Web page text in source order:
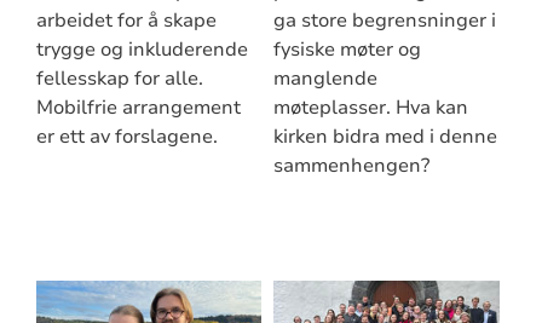
arbeidet for å skape
trygge og inkluderende
fellesskap for alle.
Mobilfrie arrangement
er ett av forslagene.
ga store begrensninger i
fysiske møter og
manglende
møteplasser. Hva kan
kirken bidra med i denne
sammenhengen?